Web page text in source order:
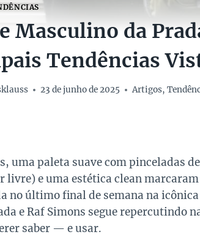
Masculino da
Tendências
23 de junho de 2025 Artigos,
uma paleta suave com pinceladas
livre) e uma estética clean
no último final de semana na
e Raf Simons segue repercutindo
saber — e usar.